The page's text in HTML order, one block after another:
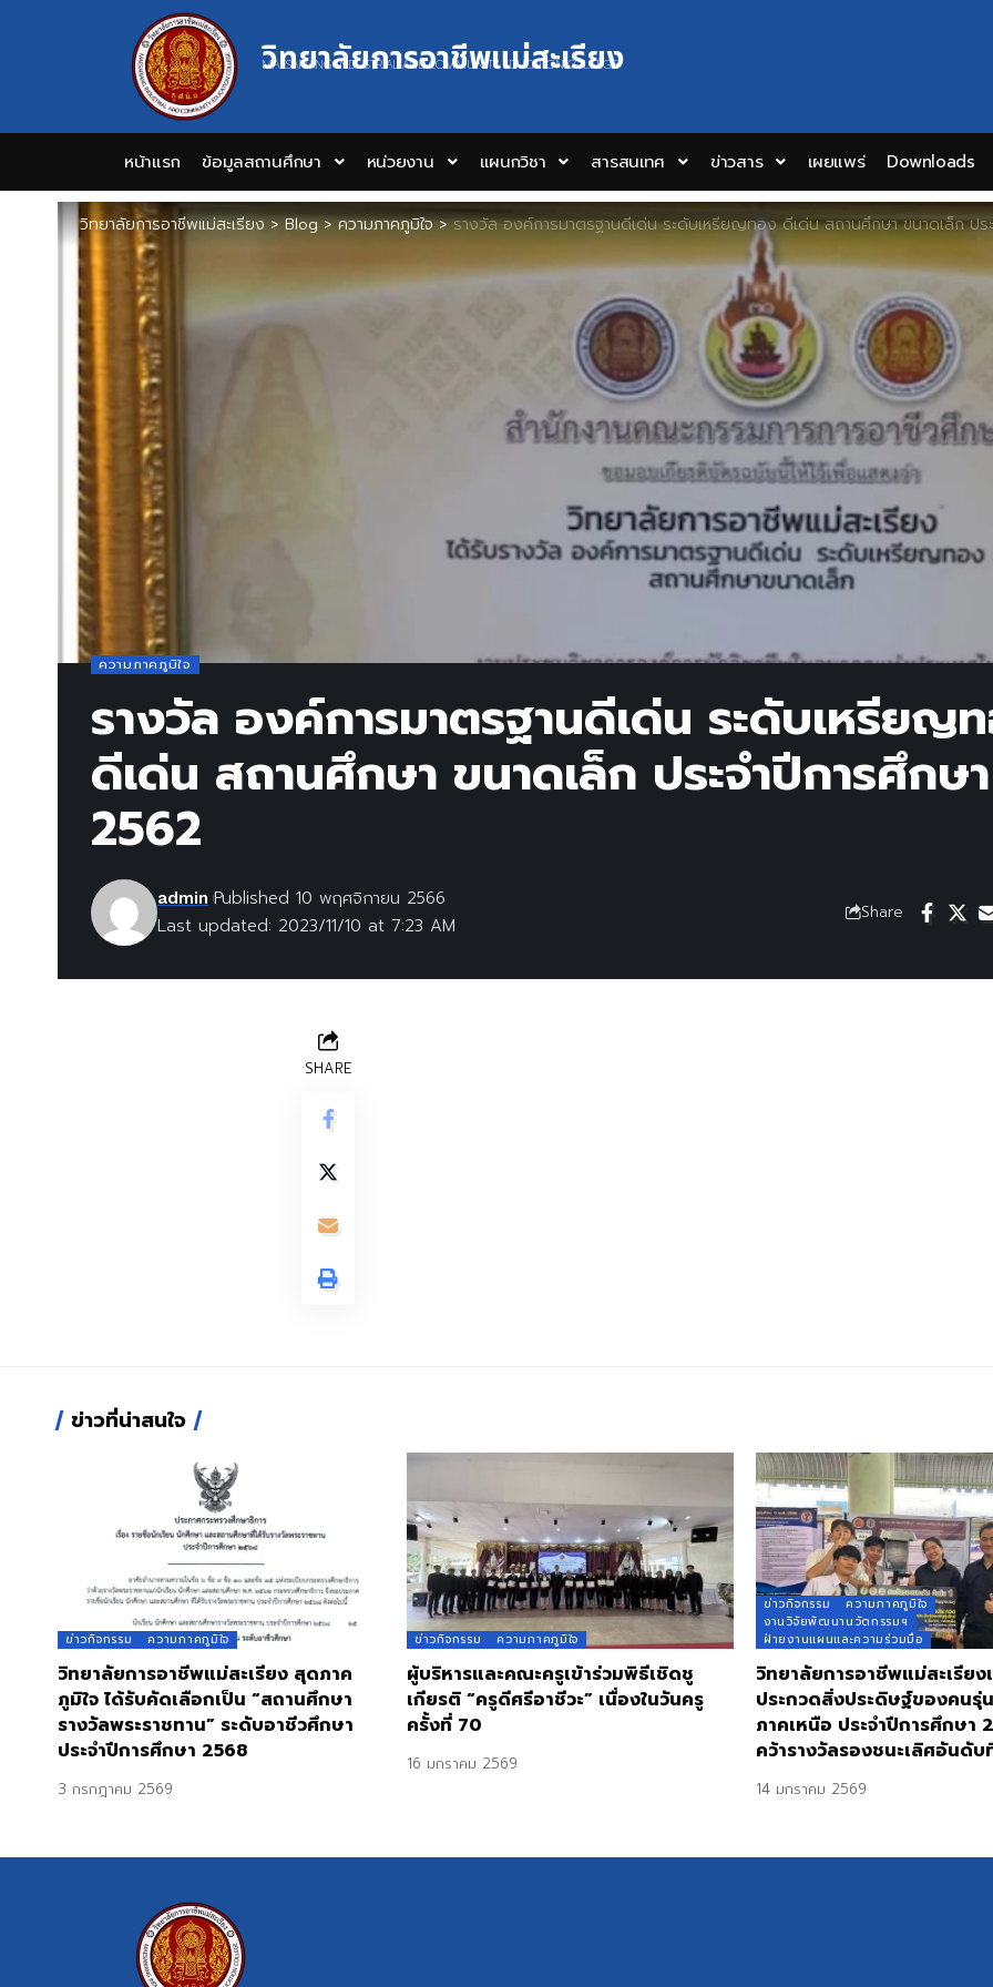
วิทยาลัยการอาชีพแม่สะเรียง
MAESARIANG INDUSTRIAL AND COMMUNITY EDUCATION COLLEGE
หน้าแรก ข้อมูลสถานศึกษา หน่วยงาน แผนกวิชา สารสนเทศ ข่าวสาร เผยแพร่ Downloads
วิทยาลัยการอาชีพแม่สะเรียง>Blog>ความภาคภูมิใจ>รางวัล องค์การมาตรฐานดีเด่น ระดับเหรียญทอง ดีเด่น สถานศึกษา ขนาดเล็ก ปร
ความภาคภูมิใจ
รางวัล องค์การมาตรฐานดีเด่น ระดับเหรียญ
ดีเด่น สถานศึกษา ขนาดเล็ก ประจำปีการศึกษา
2562
Last updated: 2023/11/10 at 7:23 AM
admin Published 10 พฤศจิกายน 2566
Share
SHARE
ข่าวที่น่าสนใจ
ข่าวกิจกรรม ความภาคภูมิใจ
วิทยาลัยการอาชีพแม่สะเรียง สุดภาค
ภูมิใจ ได้รับคัดเลือกเป็น “สถานศึกษา
รางวัลพระราชทาน” ระดับอาชีวศึกษา
ประจำปีการศึกษา 2568
3 กรกฎาคม 2569
ข่าวกิจกรรม ความภาคภูมิใจ
ผู้บริหารและคณะครูเข้าร่วมพิธีเชิดชู
เกียรติ “ครูดีศรีอาชีวะ” เนื่องในวันครู
ครั้งที่ 70
16 มกราคม 2569
ข่าวกิจกรรม
ความภาคภูมิใจ
งานวิจัยพัฒนานวัตกรรมฯ
ฝ่ายงานแผนและความร่วมมือ
วิทยาลัยการอาชีพแม่สะเรียง
ประกวดสิ่งประดิษฐ์ของคนรุ่
ภาคเหนือ ประจำปีการศึกษา
คว้ารางวัลรองชนะเลิศอันดับ
14 มกราคม 2569